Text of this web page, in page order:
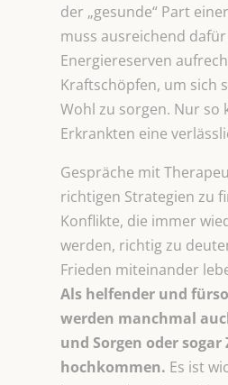
der „gesunde“ Part
muss ausreichend
Energiereserven
Kraftschöpfen, um sich
Wohl zu sorgen. Nur so
Erkrankten eine
Gespräche mit
richtigen Strategien zu
Konflikte, die immer
werden, richtig zu
Frieden miteinander
Als helfender und
werden manchmal
und Sorgen oder sogar
hochkommen. Es ist